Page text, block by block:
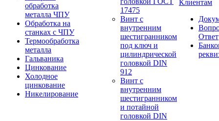
обработка
металла ЧПУ
Обработка на
станках с ЧПУ
Термообработка
металла
Гальваника
Цинкование
Холодное
цинкование
Никелирование
17475
Винт с
внутренним
шестигранником
под ключ и
цилиндрической
головкой DIN
912
Винт с
внутренним
шестигранником
и потайной
головкой DIN
Клиентам
Ответ